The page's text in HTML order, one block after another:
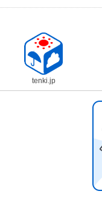
tenki.jp